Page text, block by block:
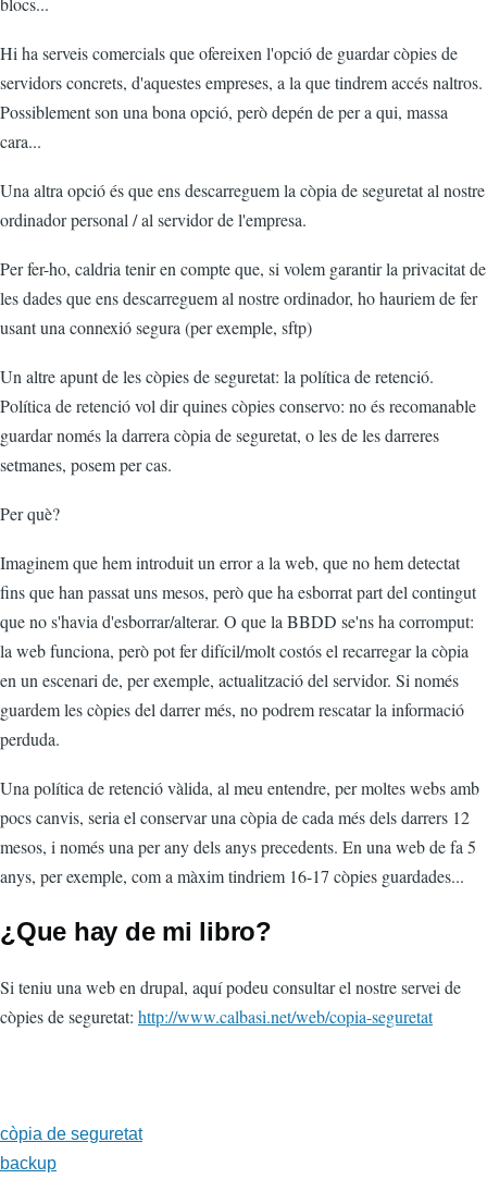
Hi ha serveis comercials que ofereixen l'opció de guardar còpies de
servidors concrets, d'aquestes empreses, a la que tindrem accés naltros.
Possiblement son una bona opció, però depén de per a qui, massa
cara...
Una altra opció és que ens descarreguem la còpia de seguretat al nostre
ordinador personal / al servidor de l'empresa.
Per fer-ho, caldria tenir en compte que, si volem garantir la privacitat de
les dades que ens descarreguem al nostre ordinador, ho hauriem de fer
usant una connexió segura (per exemple, sftp)
Un altre apunt de les còpies de seguretat: la política de retenció.
Política de retenció vol dir quines còpies conservo: no és recomanable
guardar només la darrera còpia de seguretat, o les de les darreres
setmanes, posem per cas.
Per què?
Imaginem que hem introduit un error a la web, que no hem detectat
fins que han passat uns mesos, però que ha esborrat part del contingut
que no s'havia d'esborrar/alterar. O que la BBDD se'ns ha corromput:
la web funciona, però pot fer difícil/molt costós el recarregar la còpia
en un escenari de, per exemple, actualització del servidor. Si només
guardem les còpies del darrer més, no podrem rescatar la informació
perduda.
Una política de retenció vàlida, al meu entendre, per moltes webs amb
pocs canvis, seria el conservar una còpia de cada més dels darrers 12
mesos, i només una per any dels anys precedents. En una web de fa 5
anys, per exemple, com a màxim tindriem 16-17 còpies guardades...
¿Que hay de mi libro?
Si teniu una web en drupal, aquí podeu consultar el nostre servei de
còpies de seguretat: http://www.calbasi.net/web/copia-seguretat
còpia de seguretat
backup